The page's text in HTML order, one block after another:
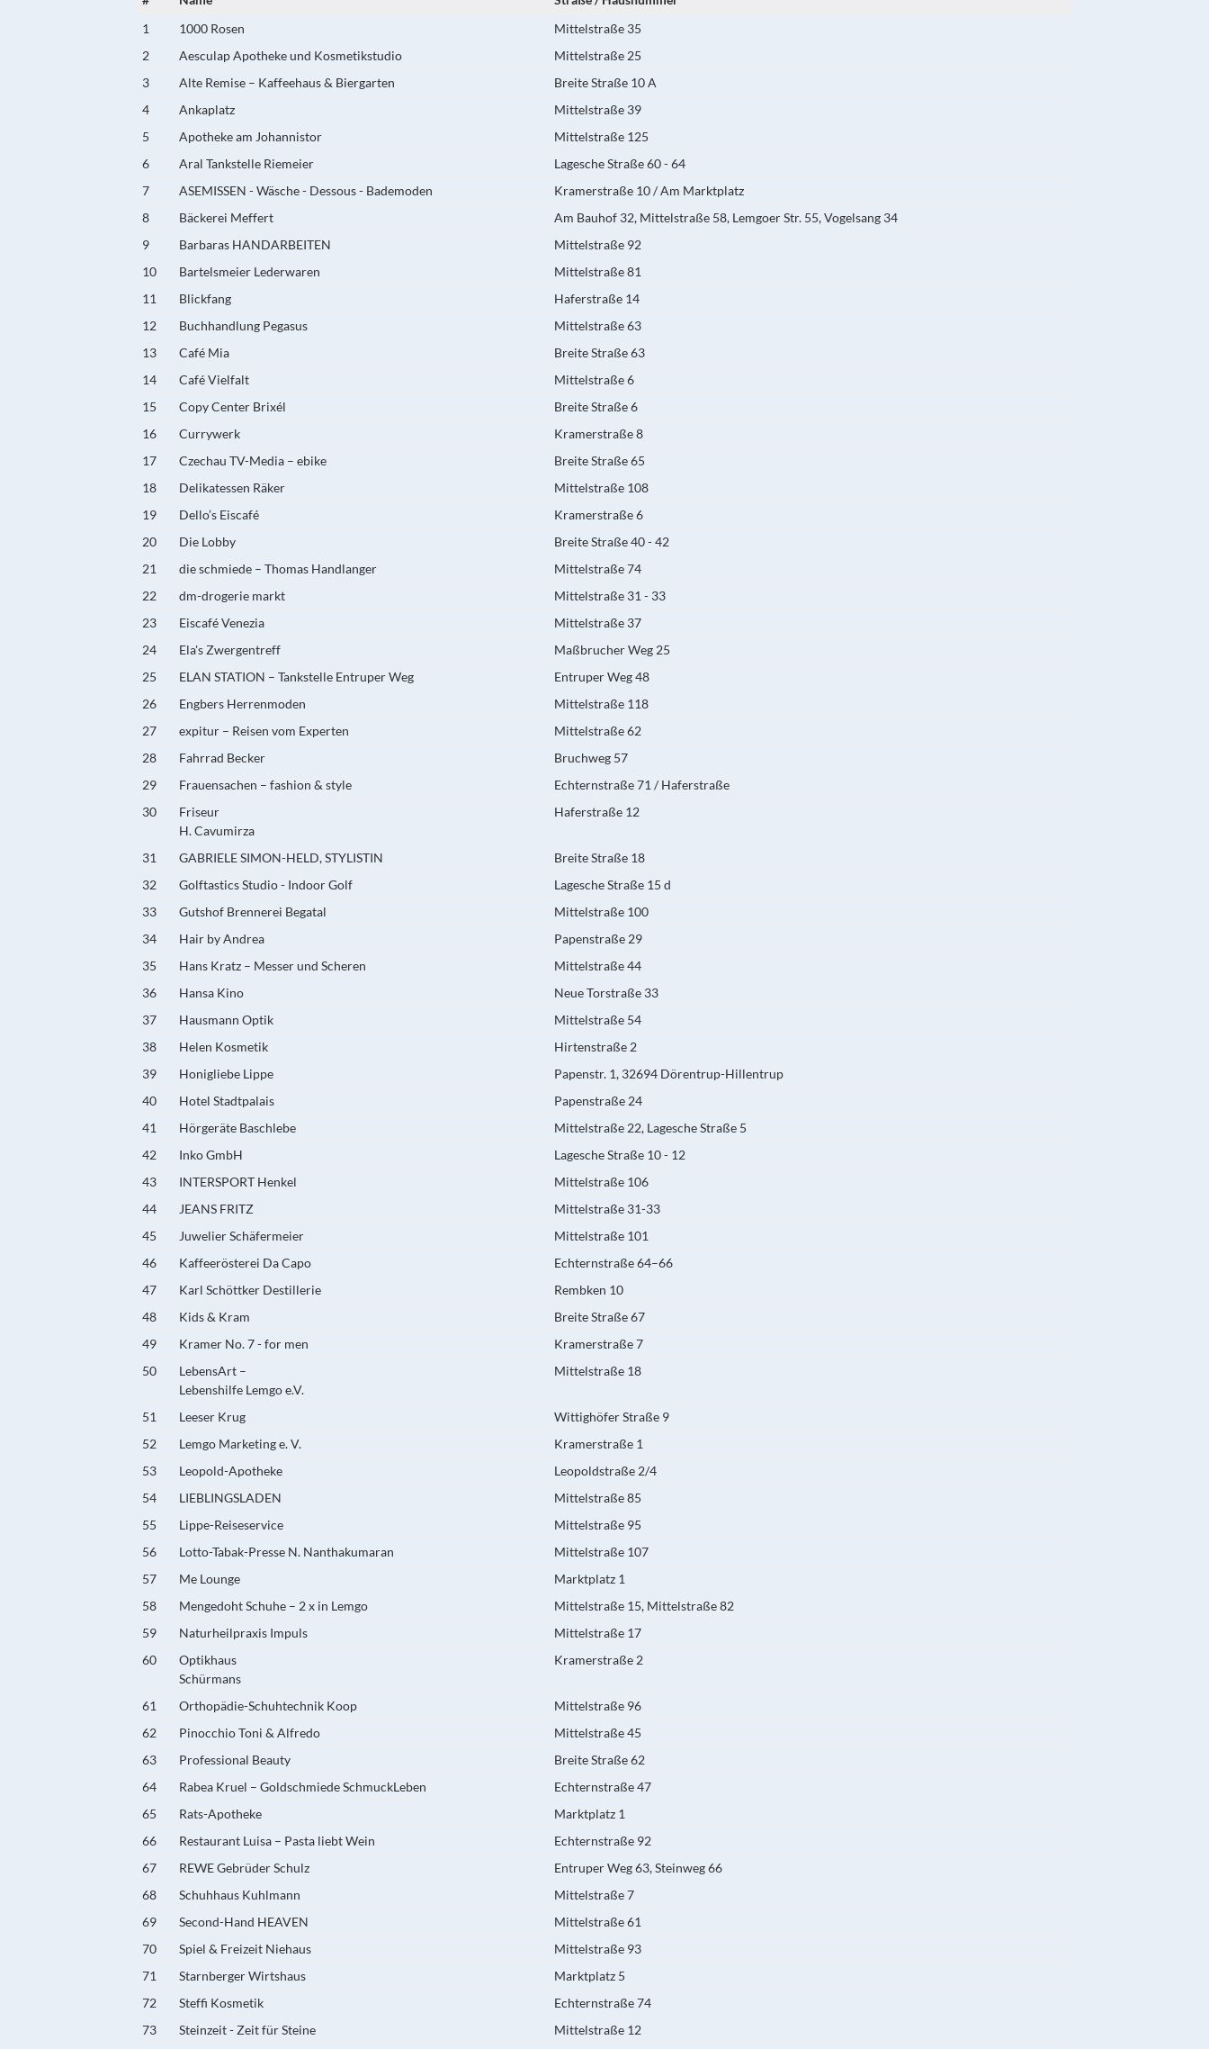
1
1000 Rosen
Mittelstraße 35
2
Aesculap Apotheke und Kosmetikstudio
Mittelstraße 25
3
Alte Remise – Kaffeehaus & Biergarten
Breite Straße 10 A
4
Ankaplatz
Mittelstraße 39
5
Apotheke am Johannistor
Mittelstraße 125
6
Aral Tankstelle Riemeier
Lagesche Straße 60 - 64
7
ASEMISSEN - Wäsche - Dessous - Bademoden
Kramerstraße 10 / Am Marktplatz
8
Bäckerei Meffert
Am Bauhof 32, Mittelstraße 58, Lemgoer Str. 55, Vogelsang 34
9
Barbaras HANDARBEITEN
Mittelstraße 92
10
Bartelsmeier Lederwaren
Mittelstraße 81
11
Blickfang
Haferstraße 14
12
Buchhandlung Pegasus
Mittelstraße 63
13
Café Mia
Breite Straße 63
14
Café Vielfalt
Mittelstraße 6
15
Copy Center Brixél
Breite Straße 6
16
Currywerk
Kramerstraße 8
17
Czechau TV-Media – ebike
Breite Straße 65
18
Delikatessen Räker
Mittelstraße 108
19
Dello’s Eiscafé
Kramerstraße 6
20
Die Lobby
Breite Straße 40 - 42
21
die schmiede – Thomas Handlanger
Mittelstraße 74
22
dm-drogerie markt
Mittelstraße 31 - 33
23
Eiscafé Venezia
Mittelstraße 37
24
Ela's Zwergentreff
Maßbrucher Weg 25
25
ELAN STATION – Tankstelle Entruper Weg
Entruper Weg 48
26
Engbers Herrenmoden
Mittelstraße 118
27
expitur – Reisen vom Experten
Mittelstraße 62
28
Fahrrad Becker
Bruchweg 57
29
Frauensachen – fashion & style
Echternstraße 71 / Haferstraße
30
Friseur
H. Cavumirza
Haferstraße 12
31 GABRIELE SIMON-HELD, STYLISTIN
Breite Straße 18
32
Golftastics Studio - Indoor Golf
Lagesche Straße 15 d
33
Gutshof Brennerei Begatal
Mittelstraße 100
34
Hair by Andrea
Papenstraße 29
35
Hans Kratz – Messer und Scheren
Mittelstraße 44
36
Hansa Kino
Neue Torstraße 33
37
Hausmann Optik
Mittelstraße 54
38
Helen Kosmetik
Hirtenstraße 2
39
Honigliebe Lippe
Papenstr. 1, 32694 Dörentrup-Hillentrup
40
Hotel Stadtpalais
Papenstraße 24
41
Hörgeräte Baschlebe
Mittelstraße 22, Lagesche Straße 5
42
Inko GmbH
Lagesche Straße 10 - 12
43
INTERSPORT Henkel
Mittelstraße 106
44
JEANS FRITZ
Mittelstraße 31-33
45
Juwelier Schäfermeier
Mittelstraße 101
46
Kaffeerösterei Da Capo
Echternstraße 64–66
47
Karl Schöttker Destillerie
Rembken 10
48
Kids & Kram
Breite Straße 67
49
Kramer No. 7 - for men
Kramerstraße 7
50
LebensArt –
Lebenshilfe Lemgo e.V.
Mittelstraße 18
51 Leeser Krug
Wittighöfer Straße 9
52
Lemgo Marketing e. V.
Kramerstraße 1
53
Leopold-Apotheke
Leopoldstraße 2/4
54
LIEBLINGSLADEN
Mittelstraße 85
55
Lippe-Reiseservice
Mittelstraße 95
56
Lotto-Tabak-Presse N. Nanthakumaran
Mittelstraße 107
57
Me Lounge
Marktplatz 1
58
Mengedoht Schuhe – 2 x in Lemgo
Mittelstraße 15, Mittelstraße 82
59
Naturheilpraxis Impuls
Mittelstraße 17
60
Optikhaus
Schürmans
Kramerstraße 2
61 Orthopädie-Schuhtechnik Koop
Mittelstraße 96
62
Pinocchio Toni & Alfredo
Mittelstraße 45
63
Professional Beauty
Breite Straße 62
64
Rabea Kruel – Goldschmiede SchmuckLeben
Echternstraße 47
65
Rats-Apotheke
Marktplatz 1
66
Restaurant Luisa – Pasta liebt Wein
Echternstraße 92
67
REWE Gebrüder Schulz
Entruper Weg 63, Steinweg 66
68
Schuhhaus Kuhlmann
Mittelstraße 7
69
Second-Hand HEAVEN
Mittelstraße 61
70
Spiel & Freizeit Niehaus
Mittelstraße 93
71
Starnberger Wirtshaus
Marktplatz 5
72
Steffi Kosmetik
Echternstraße 74
73
Steinzeit - Zeit für Steine
Mittelstraße 12